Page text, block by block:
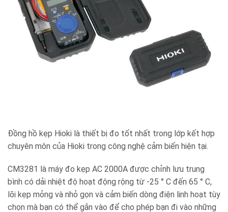
Đồng hồ kẹp Hioki là thiết bị đo tốt nhất trong lớp kết hợp
chuyên môn của Hioki trong công nghệ cảm biến hiện tại.
CM3281 là máy đo kẹp AC 2000A được chỉnh lưu trung
bình có dải nhiệt độ hoạt động rộng từ -25 ° C đến 65 ° C,
lõi kẹp mỏng và nhỏ gọn và cảm biến dòng điện linh hoạt tùy
chọn mà bạn có thể gắn vào để cho phép bạn đi vào những